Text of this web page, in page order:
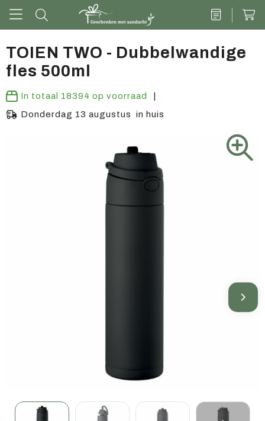
Drinkwaren
Kantoor & schrijven
Overige relatiegeschenken
TOIEN TWO - Dubbelwandige
fles 500ml
In totaal 18394 op voorraad
Donderdag 13 augustus in huis